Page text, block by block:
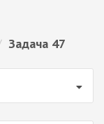
Задача 47